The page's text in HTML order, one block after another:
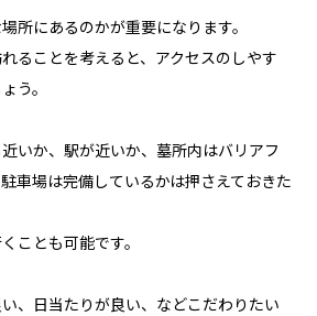
所にあるのかが重要になります。
ることを考えると、アクセスのしやす
う。
いか、駅が近いか、墓所内はバリアフ
車場は完備しているかは押さえておきた
ことも可能です。
、日当たりが良い、などこだわりたい